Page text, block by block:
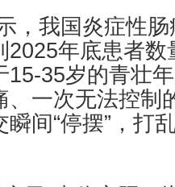
，我国炎症性
2025年底患者数
15-35岁的青壮
、一次无法控制
间“停摆”，打